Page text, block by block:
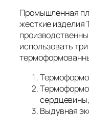
Промышленная
жесткие изделия
использовать
сердцевины,
Выдувная